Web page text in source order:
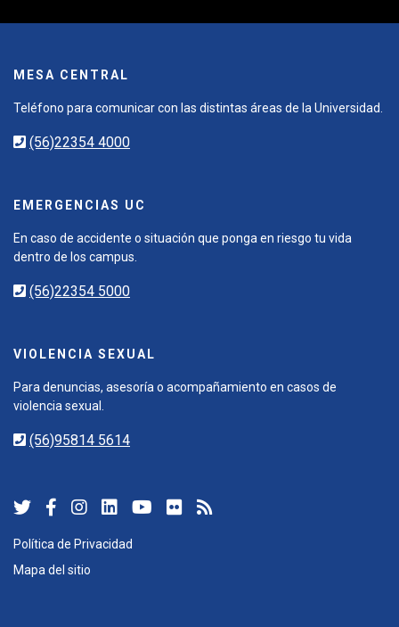
MESA CENTRAL
Teléfono para comunicar con las distintas áreas de la Universidad.
(56)22354 4000
EMERGENCIAS UC
En caso de accidente o situación que ponga en riesgo tu vida
dentro de los campus.
(56)22354 5000
VIOLENCIA SEXUAL
Para denuncias, asesoría o acompañamiento en casos de
violencia sexual.
(56)95814 5614
Política de Privacidad
Mapa del sitio